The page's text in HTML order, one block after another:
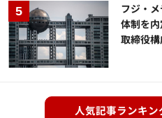
フジ・
体制を
取締役
人気記事ランキ